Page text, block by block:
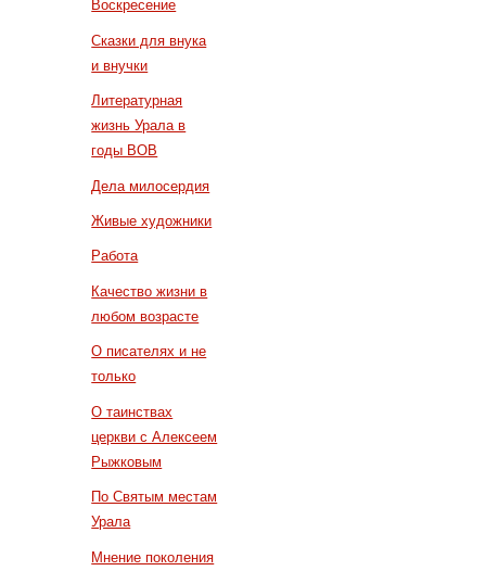
Воскресение
Сказки для внука
и внучки
Литературная
жизнь Урала в
годы ВОВ
Дела милосердия
Живые художники
Работа
Качество жизни в
любом возрасте
О писателях и не
только
О таинствах
церкви с Алексеем
Рыжковым
По Святым местам
Урала
Мнение поколения